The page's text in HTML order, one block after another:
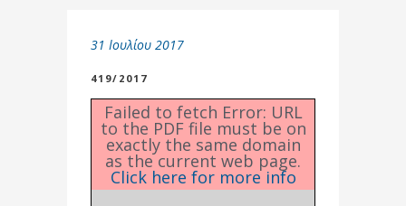
31 Ιουλίου 2017
419/2017
Failed to fetch Error: URL
to the PDF file must be on
exactly the same domain
as the current web page.
Click here for more info